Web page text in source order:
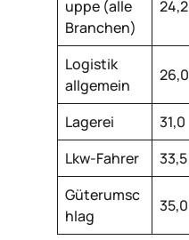
uppe (alle
Branchen)
24,2
Logistik
allgemein
26,0
Lagerei 31,0
Lkw-Fahrer
33,5
Güterumsc
hlag
35,0